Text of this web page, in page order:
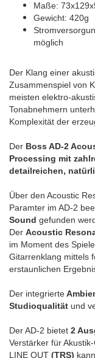
Maße:
Gewicht: 420g
möglich
Der Klang einer
Zusammenspiel von
meisten elektro-
Tonabnehmern
Komplexität der
Der Boss AD-2
Processing mit
detailreichen,
Über den Acoustic
Paramter im AD-2
Sound gefunden
Der Acoustic
im Moment des
Gitarrenklang mittels
erstaunlichen
Der integrierte
Studioqualität und
Der AD-2 bietet 2
Verstärker für
LINE OUT (TRS)